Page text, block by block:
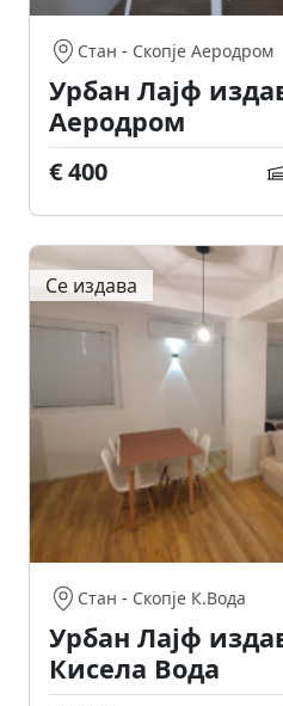
Стан - Скопје Аеродром
Урбан Лајф
Аеродром
€ 400
Се издава
Стан - Скопје К.Вода
Урбан Лајф
Кисела Вода